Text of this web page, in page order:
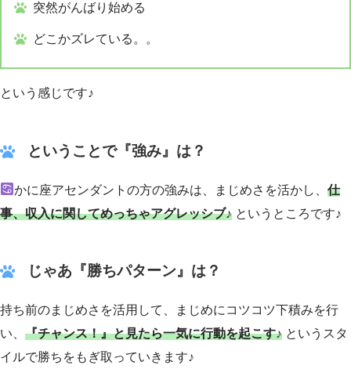
突然がんばり始める
どこかズレている。。
という感じです♪
ということで『強み』は？
かに座アセンダントの方の強みは、まじめさを活かし、仕
事、収入に関してめっちゃアグレッシブ♪ というところです♪
じゃあ『勝ちパターン』は？
持ち前のまじめさを活用して、まじめにコツコツ下積みを行
い、 『チャンス！』と見たら一気に行動を起こす♪ というスタ
イルで勝ちをもぎ取っていきます♪